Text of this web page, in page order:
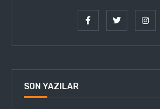
SON YAZILAR